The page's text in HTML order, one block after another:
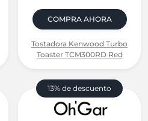
COMPRA AHORA
Tostadora Kenwood Turbo
Toaster TCM300RD Red
13% de descuento